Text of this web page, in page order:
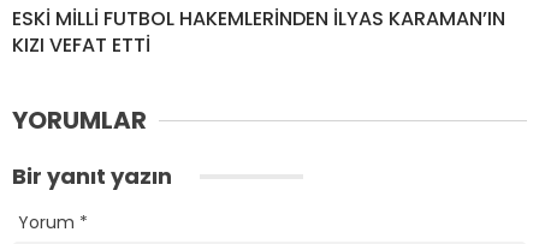
ESKİ MİLLİ FUTBOL HAKEMLERİNDEN İLYAS KARAMAN’IN
KIZI VEFAT ETTİ
YORUMLAR
Bir yanıt yazın
Yorum *